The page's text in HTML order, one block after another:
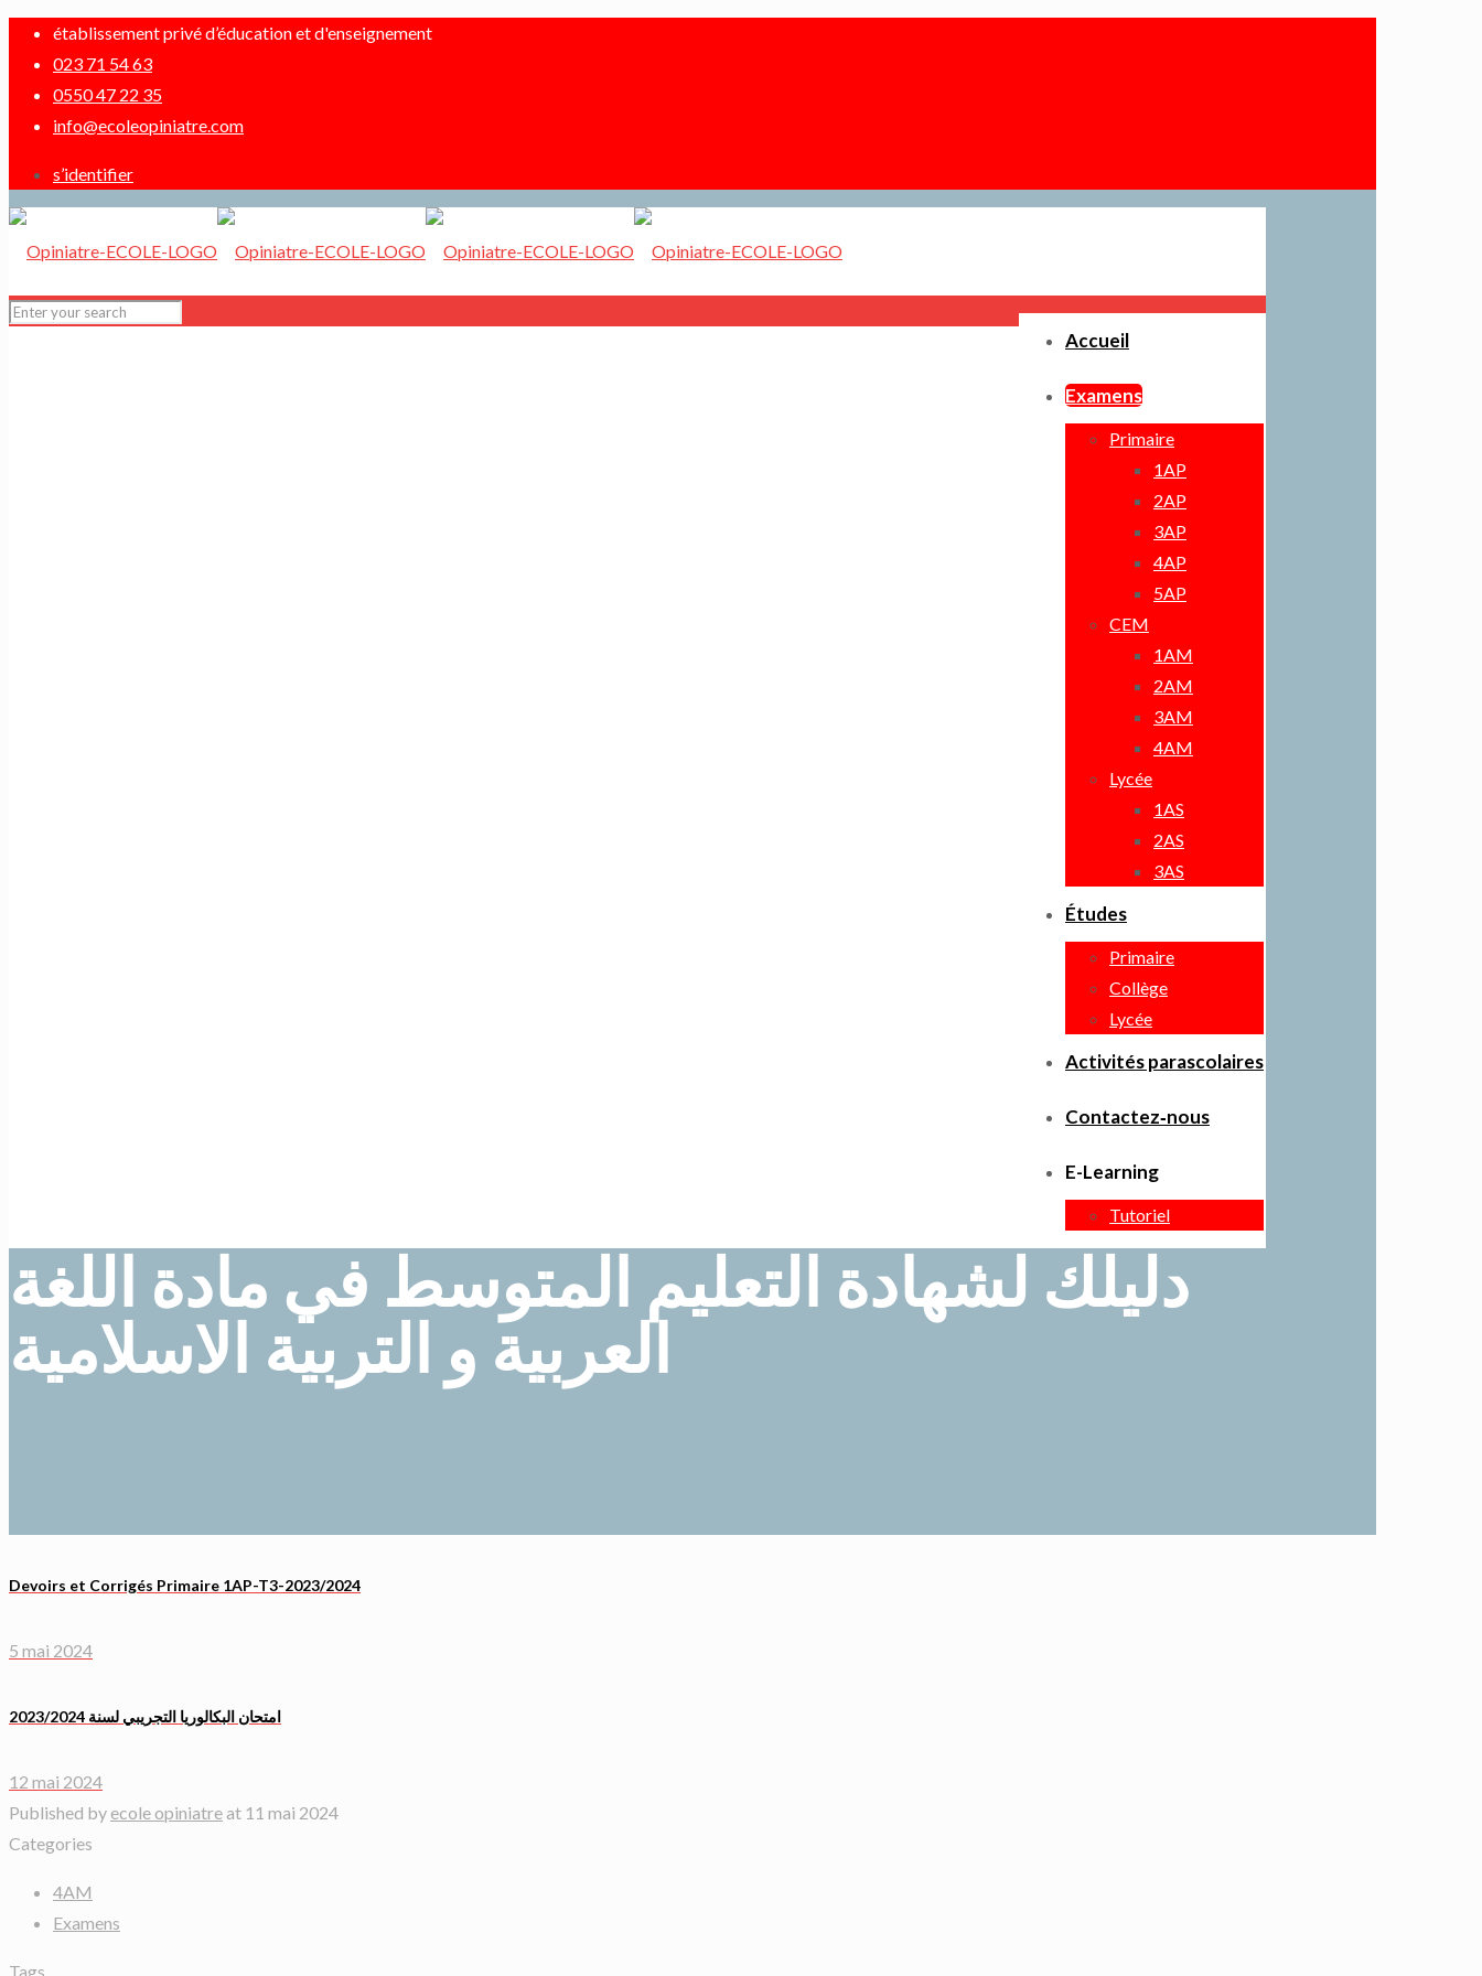
établissement privé d’éducation et d'enseignement
023 71 54 63
0550 47 22 35
info@ecoleopiniatre.com
s’identifier
Accueil
Examens
Primaire
1AP
2AP
3AP
4AP
5AP
CEM
1AM
2AM
3AM
4AM
Lycée
1AS
2AS
3AS
Études
Primaire
Collège
Lycée
Activités parascolaires
Contactez‑nous
E-Learning
Tutoriel
دليلك لشهادة التعليم المتوسط في مادة اللغة
العربية و التربية الاسلامية
Devoirs et Corrigés Primaire 1AP-T3-2023/2024
5 mai 2024
امتحان البكالوريا التجريبي لسنة 2023/2024
12 mai 2024
Published by ecole opiniatreat 11 mai 2024
Categories
4AM
Examens
Tags